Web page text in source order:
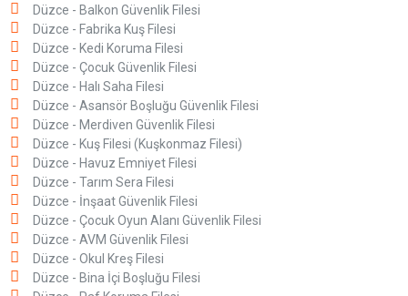
Düzce - Balkon Güvenlik Filesi
Düzce - Fabrika Kuş Filesi
Düzce - Kedi Koruma Filesi
Düzce - Çocuk Güvenlik Filesi
Düzce - Halı Saha Filesi
Düzce - Asansör Boşluğu Güvenlik Filesi
Düzce - Merdiven Güvenlik Filesi
Düzce - Kuş Filesi (Kuşkonmaz Filesi)
Düzce - Havuz Emniyet Filesi
Düzce - Tarım Sera Filesi
Düzce - İnşaat Güvenlik Filesi
Düzce - Çocuk Oyun Alanı Güvenlik Filesi
Düzce - AVM Güvenlik Filesi
Düzce - Okul Kreş Filesi
Düzce - Bina İçi Boşluğu Filesi